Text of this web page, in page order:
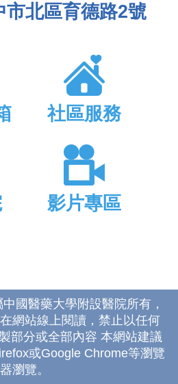
市北區育德路2號
社區服務
影片專區
國醫藥大學附設醫院所有，
網站線上閱讀，禁止以任何
部分或全部內容 本網站建議
或Google Chrome等瀏覽
器瀏覽。